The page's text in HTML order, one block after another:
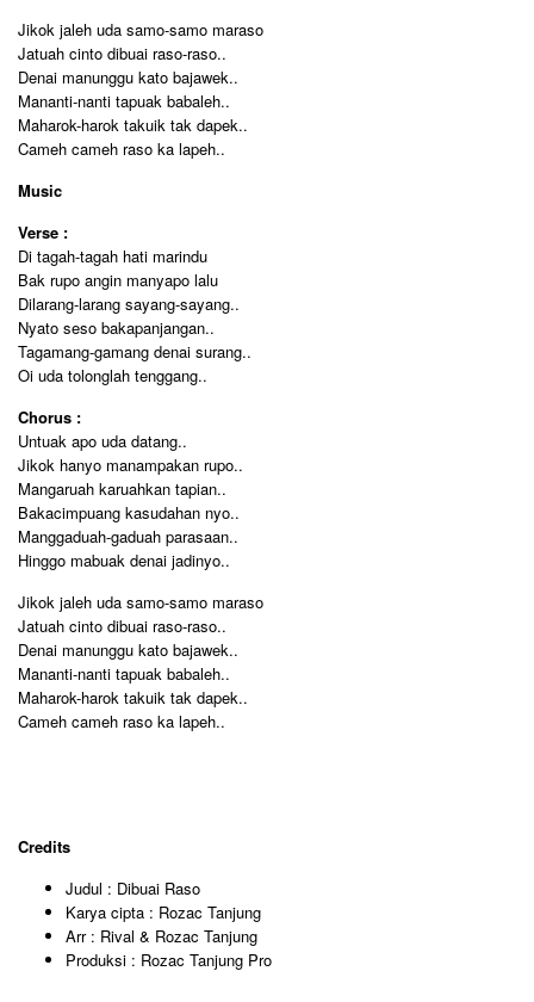
Jikok jaleh uda samo-samo maraso
Jatuah cinto dibuai raso-raso..
Denai manunggu kato bajawek..
Mananti-nanti tapuak babaleh..
Maharok-harok takuik tak dapek..
Cameh cameh raso ka lapeh..
Music
Verse :
Di tagah-tagah hati marindu
Bak rupo angin manyapo lalu
Dilarang-larang sayang-sayang..
Nyato seso bakapanjangan..
Tagamang-gamang denai surang..
Oi uda tolonglah tenggang..
Chorus :
Untuak apo uda datang..
Jikok hanyo manampakan rupo..
Mangaruah karuahkan tapian..
Bakacimpuang kasudahan nyo..
Manggaduah-gaduah parasaan..
Hinggo mabuak denai jadinyo..
Jikok jaleh uda samo-samo maraso
Jatuah cinto dibuai raso-raso..
Denai manunggu kato bajawek..
Mananti-nanti tapuak babaleh..
Maharok-harok takuik tak dapek..
Cameh cameh raso ka lapeh..
Credits
Judul : Dibuai Raso
Karya cipta : Rozac Tanjung
Arr : Rival & Rozac Tanjung
Produksi : Rozac Tanjung Pro